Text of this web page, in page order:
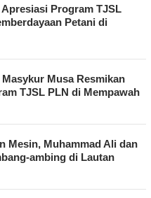
Program TJSL
Petani di
Musa Resmikan
TJSL PLN di Mempawah
Mesin, Muhammad Ali dan
ambing di Lautan